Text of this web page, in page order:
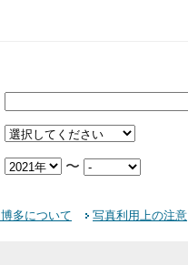
〜
多について 写真利用上の注意